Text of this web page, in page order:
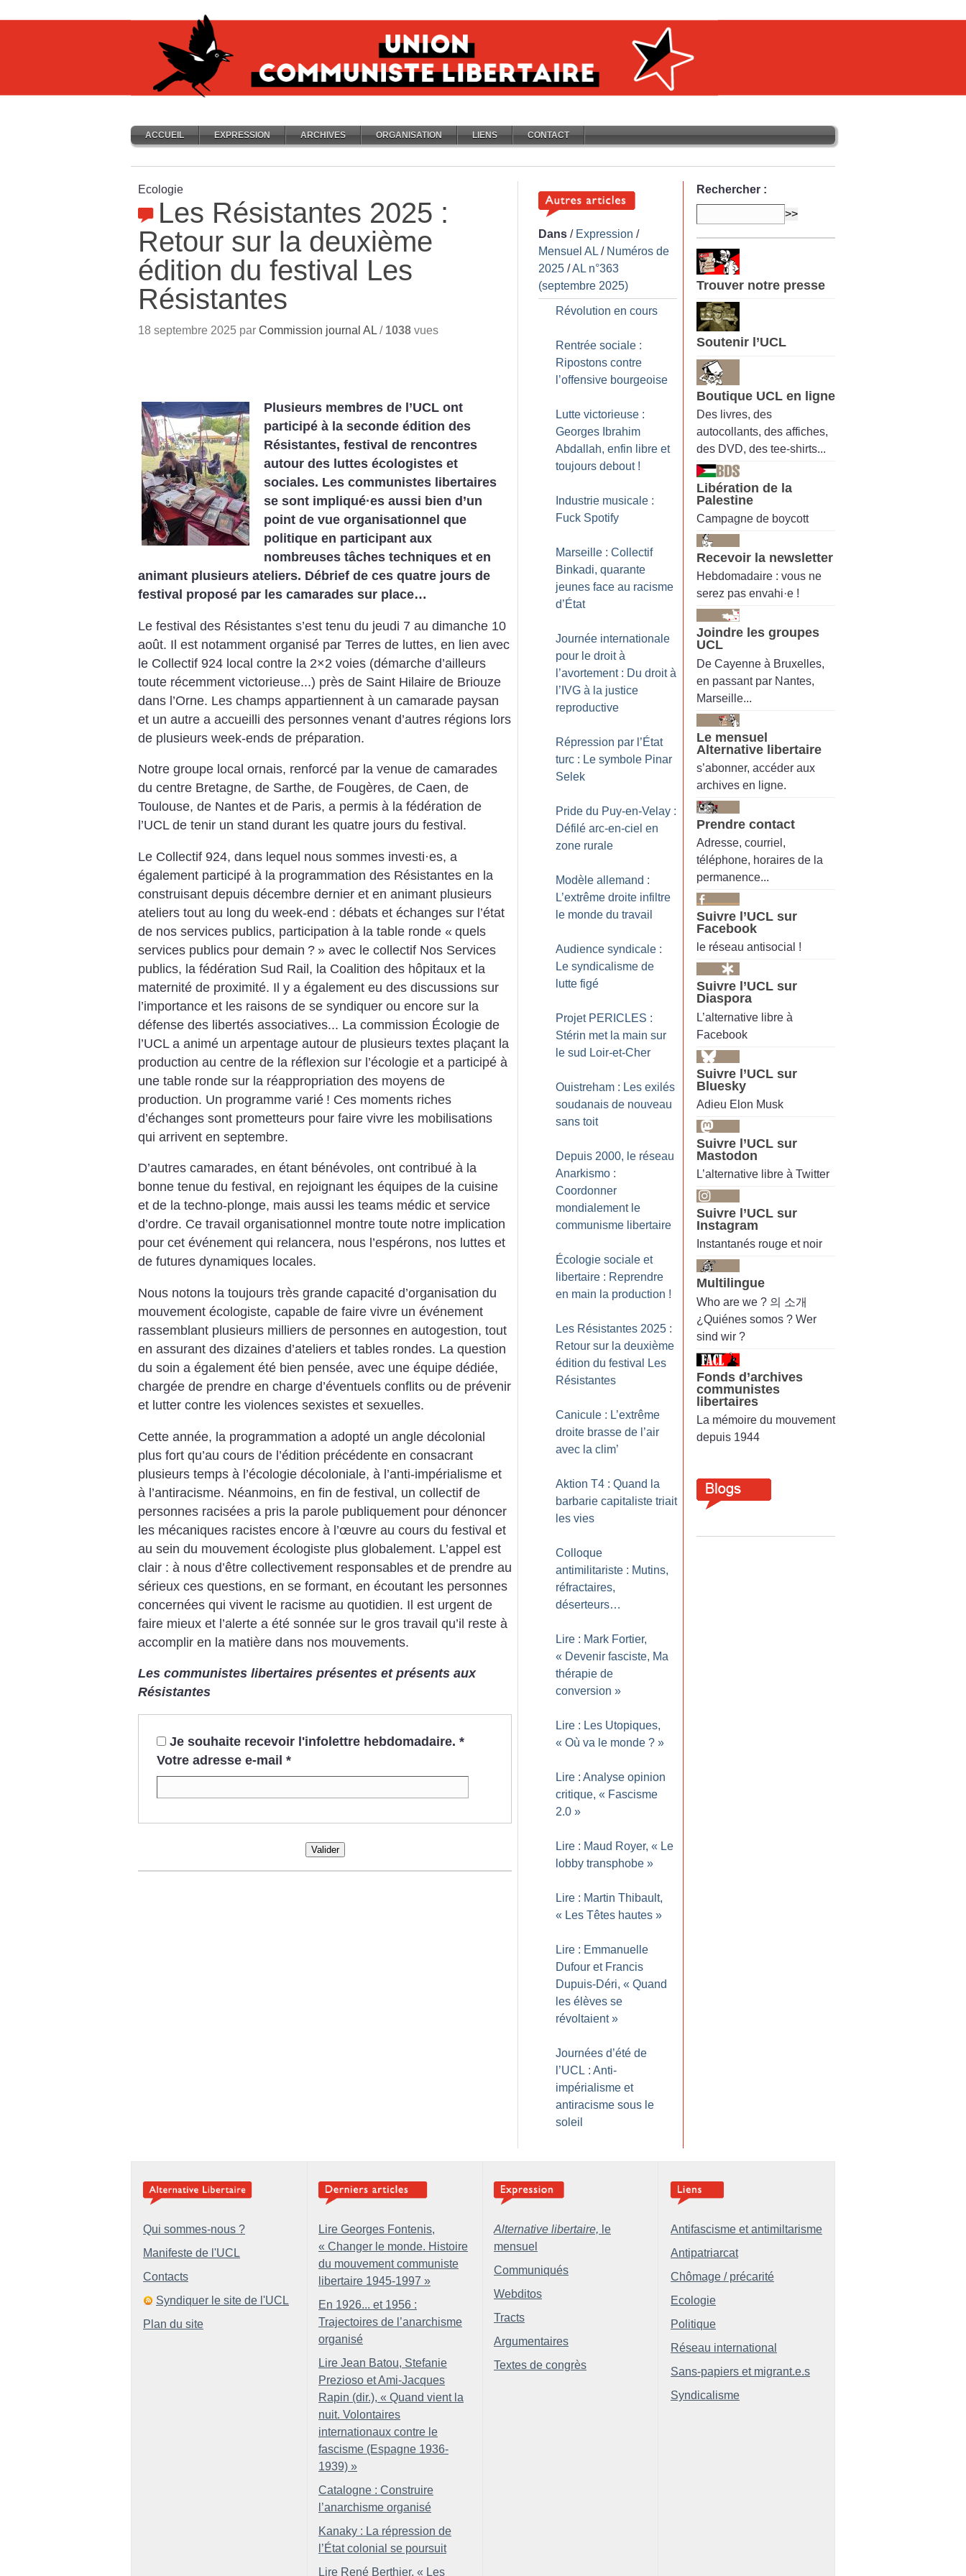
ACCUEIL EXPRESSION ARCHIVES ORGANISATION LIENS CONTACT
Ecologie
Les Résistantes 2025 :
Retour sur la deuxième
édition du festival Les
Résistantes
18 septembre 2025 par Commission journal AL / 1038 vues
Plusieurs membres de l’UCL ont
participé à la seconde édition des
Résistantes, festival de rencontres
autour des luttes écologistes et
sociales. Les communistes libertaires
se sont impliqué·es aussi bien d’un
point de vue organisationnel que
politique en participant aux
nombreuses tâches techniques et en
animant plusieurs ateliers. Débrief de ces quatre jours de
festival proposé par les camarades sur place…
Le festival des Résistantes s’est tenu du jeudi 7 au dimanche 10
août. Il est notamment organisé par Terres de luttes, en lien avec
le Collectif 924 local contre la 2×2 voies (démarche d’ailleurs
toute récemment victorieuse...) près de Saint Hilaire de Briouze
dans l’Orne. Les champs appartiennent à un camarade paysan
et un autre a accueilli des personnes venant d’autres régions lors
de plusieurs week-ends de préparation.
Notre groupe local ornais, renforcé par la venue de camarades
du centre Bretagne, de Sarthe, de Fougères, de Caen, de
Toulouse, de Nantes et de Paris, a permis à la fédération de
l’UCL de tenir un stand durant les quatre jours du festival.
Le Collectif 924, dans lequel nous sommes investi·es, a
également participé à la programmation des Résistantes en la
construisant depuis décembre dernier et en animant plusieurs
ateliers tout au long du week-end : débats et échanges sur l’état
de nos services publics, participation à la table ronde « quels
services publics pour demain ? » avec le collectif Nos Services
publics, la fédération Sud Rail, la Coalition des hôpitaux et la
maternité de proximité. Il y a également eu des discussions sur
l’importance et les raisons de se syndiquer ou encore sur la
défense des libertés associatives... La commission Écologie de
l’UCL a animé un arpentage autour de plusieurs textes plaçant la
production au centre de la réflexion sur l’écologie et a participé à
une table ronde sur la réappropriation des moyens de
production. Un programme varié ! Ces moments riches
d’échanges sont prometteurs pour faire vivre les mobilisations
qui arrivent en septembre.
D’autres camarades, en étant bénévoles, ont contribué à la
bonne tenue du festival, en rejoignant les équipes de la cuisine
et de la techno-plonge, mais aussi les teams médic et service
d’ordre. Ce travail organisationnel montre toute notre implication
pour cet événement qui relancera, nous l’espérons, nos luttes et
de futures dynamiques locales.
Nous notons la toujours très grande capacité d’organisation du
mouvement écologiste, capable de faire vivre un événement
rassemblant plusieurs milliers de personnes en autogestion, tout
en assurant des dizaines d’ateliers et tables rondes. La question
du soin a également été bien pensée, avec une équipe dédiée,
chargée de prendre en charge d’éventuels conflits ou de prévenir
et lutter contre les violences sexistes et sexuelles.
Cette année, la programmation a adopté un angle décolonial
plus fort qu’au cours de l’édition précédente en consacrant
plusieurs temps à l’écologie décoloniale, à l’anti-impérialisme et
à l’antiracisme. Néanmoins, en fin de festival, un collectif de
personnes racisées a pris la parole publiquement pour dénoncer
les mécaniques racistes encore à l’œuvre au cours du festival et
au sein du mouvement écologiste plus globalement. L’appel est
clair : à nous d’être collectivement responsables et de prendre au
sérieux ces questions, en se formant, en écoutant les personnes
concernées qui vivent le racisme au quotidien. Il est urgent de
faire mieux et l’alerte a été sonnée sur le gros travail qu’il reste à
accomplir en la matière dans nos mouvements.
Les communistes libertaires présentes et présents aux
Résistantes
Je souhaite recevoir l'infolettre hebdomadaire. *
Votre adresse e-mail *
Valider
Dans / Expression /
Mensuel AL / Numéros de
2025 /AL n°363
(septembre 2025)
Révolution en cours
Rentrée sociale :
Ripostons contre
l’offensive bourgeoise
Lutte victorieuse :
Georges Ibrahim
Abdallah, enfin libre et
toujours debout !
Industrie musicale :
Fuck Spotify
Marseille : Collectif
Binkadi, quarante
jeunes face au racisme
d’État
Journée internationale
pour le droit à
l’avortement : Du droit à
l’IVG à la justice
reproductive
Répression par l’État
turc : Le symbole Pinar
Selek
Pride du Puy-en-Velay :
Défilé arc-en-ciel en
zone rurale
Modèle allemand :
L’extrême droite infiltre
le monde du travail
Audience syndicale :
Le syndicalisme de
lutte figé
Projet PERICLES :
Stérin met la main sur
le sud Loir-et-Cher
Ouistreham : Les exilés
soudanais de nouveau
sans toit
Depuis 2000, le réseau
Anarkismo :
Coordonner
mondialement le
communisme libertaire
Écologie sociale et
libertaire : Reprendre
en main la production !
Les Résistantes 2025 :
Retour sur la deuxième
édition du festival Les
Résistantes
Canicule : L’extrême
droite brasse de l’air
avec la clim’
Aktion T4 : Quand la
barbarie capitaliste triait
les vies
Colloque
antimilitariste : Mutins,
réfractaires,
déserteurs…
Lire : Mark Fortier,
« Devenir fasciste, Ma
thérapie de
conversion »
Lire : Les Utopiques,
« Où va le monde ? »
Lire : Analyse opinion
critique, « Fascisme
2.0 »
Lire : Maud Royer, « Le
lobby transphobe »
Lire : Martin Thibault,
« Les Têtes hautes »
Lire : Emmanuelle
Dufour et Francis
Dupuis-Déri, « Quand
les élèves se
révoltaient »
Journées d’été de
l’UCL : Anti-
impérialisme et
antiracisme sous le
soleil
Rechercher :
Trouver notre presse
Soutenir l’UCL
Boutique UCL en ligne
Des livres, des
autocollants, des affiches,
des DVD, des tee-shirts...
Libération de la
Palestine
Campagne de boycott
Recevoir la newsletter
Hebdomadaire : vous ne
serez pas envahi·e !
Joindre les groupes
UCL
De Cayenne à Bruxelles,
en passant par Nantes,
Marseille...
Le mensuel
Alternative libertaire
s’abonner, accéder aux
archives en ligne.
Prendre contact
Adresse, courriel,
téléphone, horaires de la
permanence...
Suivre l’UCL sur
Facebook
le réseau antisocial !
Suivre l’UCL sur
Diaspora
L’alternative libre à
Facebook
Suivre l’UCL sur
Bluesky
Adieu Elon Musk
Suivre l’UCL sur
Mastodon
L’alternative libre à Twitter
Suivre l’UCL sur
Instagram
Instantanés rouge et noir
Multilingue
Who are we ? 의 소개
¿Quiénes somos ? Wer
sind wir ?
Fonds d’archives
communistes
libertaires
La mémoire du mouvement
depuis 1944
Qui sommes-nous ?
Manifeste de l'UCL
Contacts
Syndiquer le site de l'UCL
Plan du site
Lire Georges Fontenis,
« Changer le monde. Histoire
du mouvement communiste
libertaire 1945-1997 »
En 1926... et 1956 :
Trajectoires de l’anarchisme
organisé
Lire Jean Batou, Stefanie
Prezioso et Ami-Jacques
Rapin (dir.), « Quand vient la
nuit. Volontaires
internationaux contre le
fascisme (Espagne 1936-
1939) »
Catalogne : Construire
l’anarchisme organisé
Kanaky : La répression de
l’État colonial se poursuit
Lire René Berthier, « Les
Alternative libertaire, le
mensuel
Communiqués
Webditos
Tracts
Argumentaires
Textes de congrès
Antifascisme et antimiltarisme
Antipatriarcat
Chômage / précarité
Ecologie
Politique
Réseau international
Sans-papiers et migrant.e.s
Syndicalisme